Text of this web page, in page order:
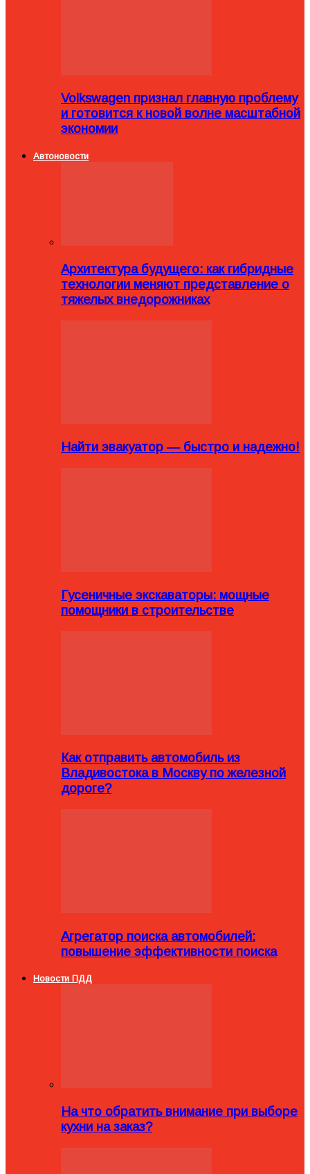
Volkswagen признал главную проблему
и готовится к новой волне масштабной
экономии
Автоновости
Архитектура будущего: как гибридные
технологии меняют представление о
тяжелых внедорожниках
Найти эвакуатор — быстро и надежно!
Гусеничные экскаваторы: мощные
помощники в строительстве
Как отправить автомобиль из
Владивостока в Москву по железной
дороге?
Агрегатор поиска автомобилей:
повышение эффективности поиска
Новости ПДД
На что обратить внимание при выборе
кухни на заказ?